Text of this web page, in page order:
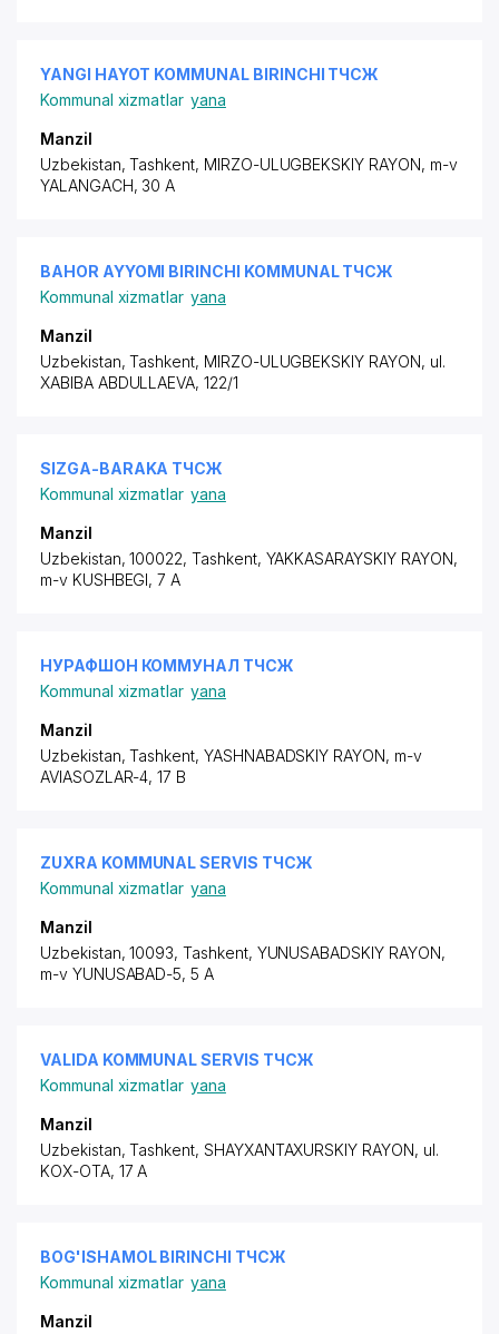
YANGI HAYOT KOMMUNAL BIRINCHI ТЧСЖ
Kommunal xizmatlar yana
Manzil
Uzbekistan, Tashkent, MIRZO-ULUGBEKSKIY RAYON, m-v
YALANGACH, 30 A
BAHOR AYYOMI BIRINCHI KOMMUNAL ТЧСЖ
Kommunal xizmatlar yana
Manzil
Uzbekistan, Tashkent, MIRZO-ULUGBEKSKIY RAYON, ul.
XABIBA ABDULLAEVA, 122/1
SIZGA-BARAKA ТЧСЖ
Kommunal xizmatlar yana
Manzil
Uzbekistan, 100022, Tashkent, YAKKASARAYSKIY RAYON,
m-v KUSHBEGI, 7 A
НУРАФШОН КОММУНАЛ ТЧСЖ
Kommunal xizmatlar yana
Manzil
Uzbekistan, Tashkent, YASHNABADSKIY RAYON, m-v
AVIASOZLAR-4, 17 B
ZUXRA KOMMUNAL SERVIS ТЧСЖ
Kommunal xizmatlar yana
Manzil
Uzbekistan, 10093, Tashkent, YUNUSABADSKIY RAYON,
m-v YUNUSABAD-5, 5 A
VALIDA KOMMUNAL SERVIS ТЧСЖ
Kommunal xizmatlar yana
Manzil
Uzbekistan, Tashkent, SHAYXANTAXURSKIY RAYON, ul.
KOX-OTA, 17 A
BOG'ISHAMOL BIRINCHI ТЧСЖ
Kommunal xizmatlar yana
Manzil